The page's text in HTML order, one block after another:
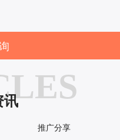
讯
推广分享
求商加加一个站就帮我全解
————内容优化专员
抖音都有内容经营，使
我把粉丝引流到我的公
草和成交，而且能够进